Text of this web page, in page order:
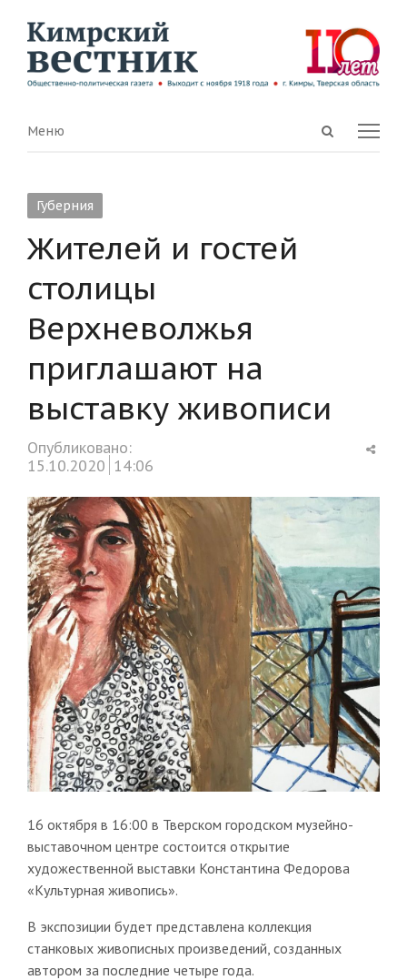
Open
Menu
Меню
Губерния
Жителей и гостей
столицы
Верхневолжья
приглашают на
выставку живописи
Опубликовано:
15.10.2020 14:06
16 октября в 16:00 в Тверском городском музейно-
выставочном центре состоится открытие
художественной выставки Константина Федорова
«Культурная живопись».
В экспозиции будет представлена коллекция
станковых живописных произведений, созданных
автором за последние четыре года.